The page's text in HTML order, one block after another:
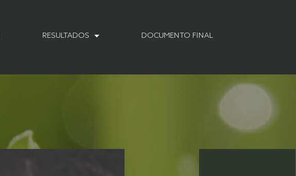
RESULTADOS DOCUMENTO FINAL